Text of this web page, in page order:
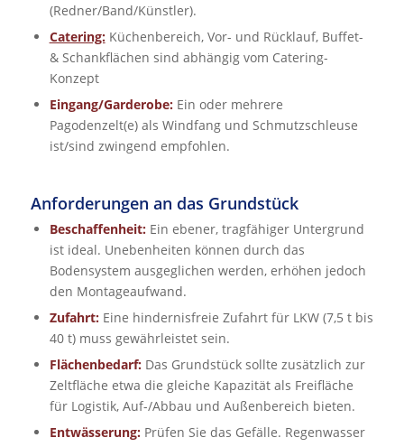
(Redner/Band/Künstler).
Catering:Küchenbereich, Vor- und Rücklauf, Buffet-
& Schankflächen sind abhängig vom Catering-
Konzept
Eingang/Garderobe:Ein oder mehrere
Pagodenzelt(e) als Windfang und Schmutzschleuse
ist/sind zwingend empfohlen.
Anforderungen an das Grundstück
Beschaffenheit:Ein ebener, tragfähiger Untergrund
ist ideal. Unebenheiten können durch das
Bodensystem ausgeglichen werden, erhöhen jedoch
den Montageaufwand.
Zufahrt:Eine hindernisfreie Zufahrt für LKW (7,5 t bis
40 t) muss gewährleistet sein.
Flächenbedarf:Das Grundstück sollte zusätzlich zur
Zeltfläche etwa die gleiche Kapazität als Freifläche
für Logistik, Auf-/Abbau und Außenbereich bieten.
Entwässerung:Prüfen Sie das Gefälle. Regenwasser